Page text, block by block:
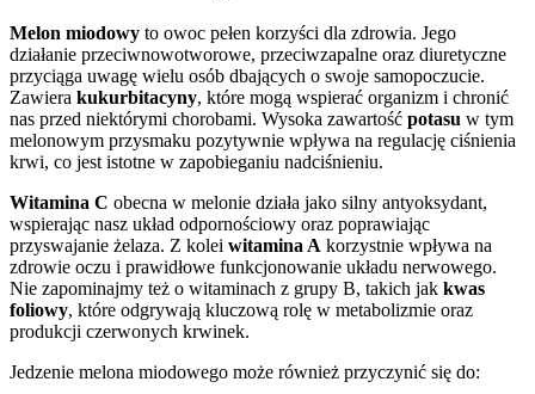
Melon miodowy to owoc pełen korzyści dla zdrowia. Jego
działanie przeciwnowotworowe, przeciwzapalne oraz diuretyczne
przyciąga uwagę wielu osób dbających o swoje samopoczucie.
Zawiera kukurbitacyny, które mogą wspierać organizm i chronić
nas przed niektórymi chorobami. Wysoka zawartość potasu w tym
melonowym przysmaku pozytywnie wpływa na regulację ciśnienia
krwi, co jest istotne w zapobieganiu nadciśnieniu.
Witamina C obecna w melonie działa jako silny antyoksydant,
wspierając nasz układ odpornościowy oraz poprawiając
przyswajanie żelaza. Z kolei witamina A korzystnie wpływa na
zdrowie oczu i prawidłowe funkcjonowanie układu nerwowego.
Nie zapominajmy też o witaminach z grupy B, takich jak kwas
foliowy, które odgrywają kluczową rolę w metabolizmie oraz
produkcji czerwonych krwinek.
Jedzenie melona miodowego może również przyczynić się do: